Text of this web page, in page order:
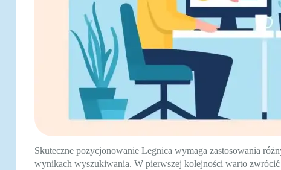
Skuteczne pozycjonowanie Legnica wymaga zastosowania
wynikach wyszukiwania. W pierwszej kolejności warto